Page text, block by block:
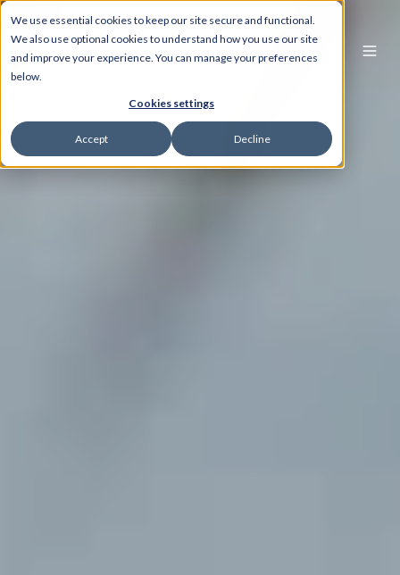
We use essential cookies to keep our site secure and functional.
We also use optional cookies to understand how you use our site
and improve your experience. You can manage your preferences
below.
Cookies settings
Accept Decline